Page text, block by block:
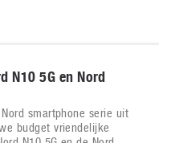
N10 5G en Nord
smartphone serie uit
budget vriendelijke